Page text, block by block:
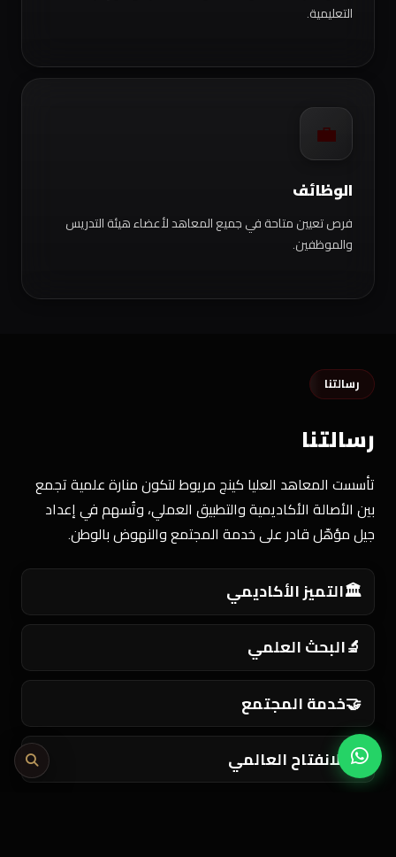
التعليمية.
💼
الوظائف
فرص تعيين متاحة في جميع المعاهد لأعضاء هيئة التدريس
والموظفين.
رسالتنا
رسالتنا
تأسست المعاهد العليا كينج مريوط لتكون منارة علمية تجمع
بين الأصالة الأكاديمية والتطبيق العملي، وتُسهم في إعداد
جيل مؤهّل قادر على خدمة المجتمع والنهوض بالوطن.
🏛️التميز الأكاديمي
🔬 البحث العلمي
🤝خدمة المجتمع
🌍 الانفتاح العالمي